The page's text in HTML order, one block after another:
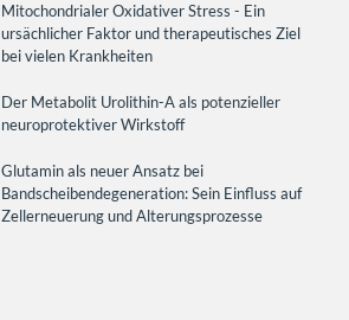
Mitochondrialer Oxidativer Stress - Ein
ursächlicher Faktor und therapeutisches Ziel
bei vielen Krankheiten
Der Metabolit Urolithin-A als potenzieller
neuroprotektiver Wirkstoff
Glutamin als neuer Ansatz bei
Bandscheibendegeneration: Sein Einfluss auf
Zellerneuerung und Alterungsprozesse